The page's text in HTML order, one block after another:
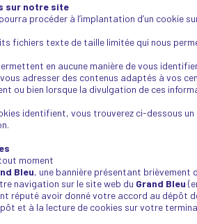
sur notre site
procéder à l’implantation d’un
fichiers texte de taille limitée qui nous
en aucune manière de vous
adresser des contenus adaptés à vos
ou bien lorsque la divulgation de ces
identifient, vous trouverez ci-dessous
moment
Bleu, une bannière présentant
navigation sur le site web du Grand Bleu
réputé avoir donné votre accord au dépôt
et à la lecture de cookies sur votre